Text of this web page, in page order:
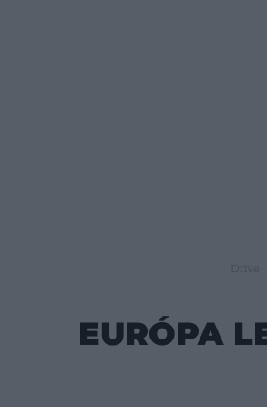
Drive
EURÓPA